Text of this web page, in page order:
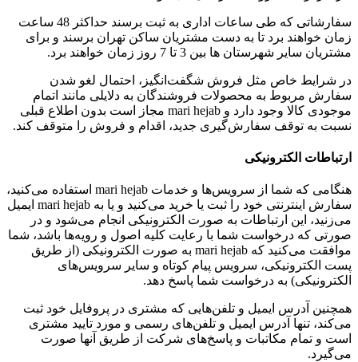
سفارشاتی که طی ساعات اداری به ثبت برسند حداکثر 48 ساعت
زمان خواهند برد تا به دست مشتریان ساکن تهران برسند و برای
مشتریان سایر شهرستان ها بین 3 تا 7 روز زمان خواهند برد.
در شرایط خاص مثل فروش شگفت‌انگیز، احتمال لغو شدن
سفارش مربوط به محصولات فروشندگان به دلایلی مانند اتمام
موجودی کالا وجود دارد و mari hejab مجاز است بدون اطلاع قبلی
نسبت به توقف سفارش‌‏گیری جدید، اقدام و فروش را متوقف کند.
ارتباطات الکترونیکی
هنگامی که شما از سرویس‌‏ها و خدمات mari hejab استفاده می‏‌کنید،
سفارش اینترنتی خود را ثبت یا خرید می‏‌کنید و یا به mari hejab ایمیل
می‏‌زنید، این ارتباطات به صورت الکترونیکی انجام می‏‌شود و در
صورتی که درخواست شما با رعایت کلیه اصول و رویه‏‌ها باشد، شما
موافقت می‌‏کنید که mari hejab به صورت الکترونیکی (از طریق
پست الکترونیکی، سرویس پیام کوتاه و سایر سرویس‌های
الکترونیکی) به درخواست شما پاسخ دهد.
همچنین آدرس ایمیل و تلفن‌هایی که مشتری در پروفایل خود ثبت
می‌کند، تنها آدرس ایمیل و تلفن‌های رسمی و مورد تایید مشتری
است و تمام مکاتبات و پاسخ‌های شرکت از طریق آنها صورت
می‌گیرد.